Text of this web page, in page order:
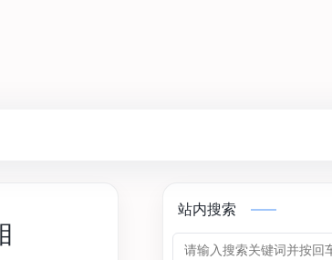
站内搜索